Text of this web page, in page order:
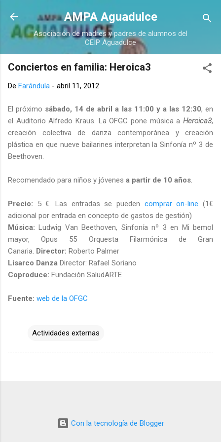
Ir al contenido principal
AMPA Aguadulce
Asociación de madres y padres de alumnos del
CEIP Aguadulce
Conciertos en familia: Heroica3
De Farándula - abril 11, 2012
El próximo sábado, 14 de abril a las 11:00 y a las 12:30, en
el Auditorio Alfredo Kraus. La OFGC pone música a Heroica3,
creación colectiva de danza contemporánea y creación
plástica en que nueve bailarines interpretan la Sinfonía nº 3 de
Beethoven.
Recomendado para niños y jóvenes a partir de 10 años
Precio: 5 €. Las entradas se pueden comprar on-line (1€
adicional por entrada en concepto de gastos de gestión)
Música: Ludwig Van Beethoven, Sinfonía nº 3 en Mi bemol
mayor, Opus 55 Orquesta Filarmónica de Gran
Canaria. Director: Roberto Palmer
Lisarco Danza Director: Rafael Soriano
Coproduce: Fundación SaludARTE
Fuente: web de la OFGC
Actividades externas
Con la tecnología de Blogger